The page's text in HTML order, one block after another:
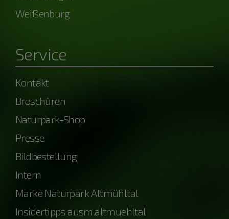
Weißenburg
Service
Kontakt
Broschüren
Naturpark-Shop
Presse
Bildbestellung
Intern
Marke Naturpark Altmühltal
Insidertipps ausm.altmuehltal